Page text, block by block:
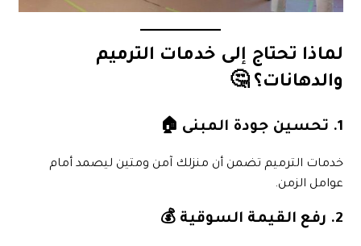
لماذا تحتاج إلى خدمات الترميم
والدهانات؟ 🤔
1. تحسين جودة المبنى 🏠
خدمات الترميم تضمن أن منزلك آمن ومتين ليصمد أمام
عوامل الزمن.
2. رفع القيمة السوقية 💰